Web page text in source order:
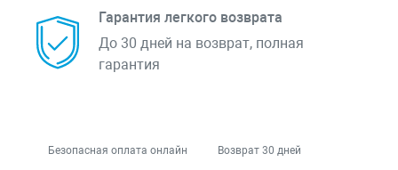
Гарантия легкого возврата
До 30 дней на возврат, полная
гарантия
Безопасная оплата онлайн Возврат 30 дней